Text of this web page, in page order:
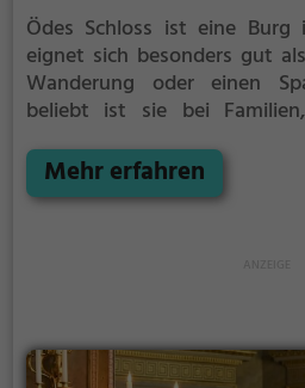
Ödes Schloss ist eine Burg
eignet sich besonders gut
Wanderung oder einen
beliebt ist sie bei
Aspekte aus längst
einen kleinen Einblick in die
Mehr erfahren